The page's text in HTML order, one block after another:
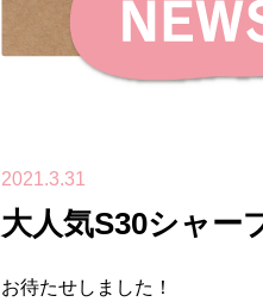
2021.3.31
大人気S30シャー
お待たせしました！